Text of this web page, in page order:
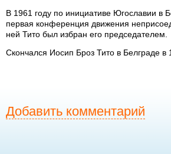
В 1961 году по инициативе Югославии в
первая конференция движения
ней Тито был избран его председателем.
Скончался Иосип Броз Тито в Белграде в
Добавить комментарий